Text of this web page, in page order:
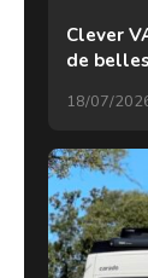
Clever
de
18/07/